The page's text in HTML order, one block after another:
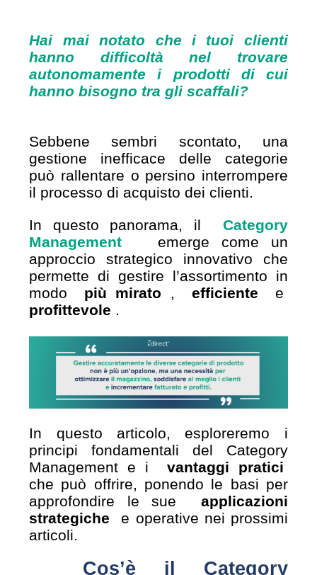
Hai mai notato che i tuoi clienti
hanno difficoltà nel trovare
autonomamente i prodotti di cui
hanno bisogno tra gli scaffali?
Sebbene sembri scontato, una
gestione inefficace delle categorie
può rallentare o persino interrompere
il processo di acquisto dei clienti.
In questo panorama, il Category
Management
emerge come un
approccio strategico innovativo che
permette di gestire l’assortimento in
modo più mirato , efficiente
e
profittevole .
In questo articolo, esploreremo i
principi fondamentali del Category
Management e i vantaggi pratici
che può offrire, ponendo le basi per
approfondire le sue applicazioni
strategiche
e operative nei prossimi
articoli.
Cos’è il Category